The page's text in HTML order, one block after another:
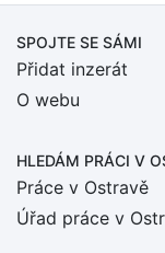
SPOJTE SE SÁMI
Přidat inzerát
O webu
HLEDÁM PRÁCI V
Práce v Ostravě
Úřad práce v